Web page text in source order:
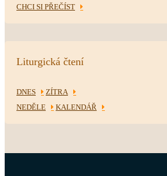
CHCI SI PŘEČÍST
Liturgická čtení
DNES
ZÍTRA
NEDĚLE
KALENDÁŘ